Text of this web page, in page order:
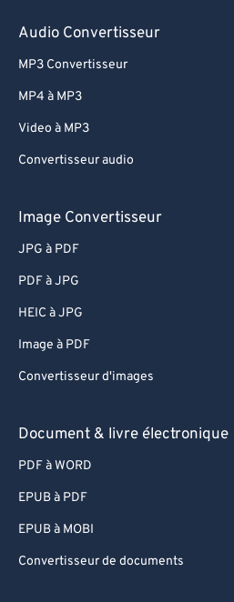
Audio Convertisseur
MP3 Convertisseur
MP4 à MP3
Video à MP3
Convertisseur audio
Image Convertisseur
JPG à PDF
PDF à JPG
HEIC à JPG
Image à PDF
Convertisseur d'images
Document & livre électronique
PDF à WORD
EPUB à PDF
EPUB à MOBI
Convertisseur de documents